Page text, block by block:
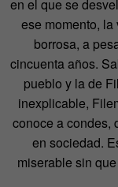
en el que se
ese momento,
borrosa, a
cincuenta años.
pueblo y la de
inexplicable,
conoce a condes,
en sociedad.
miserable sin